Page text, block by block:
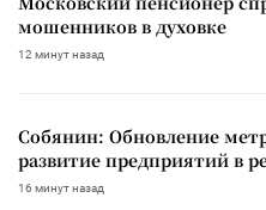
мошенников в духовке
12 минут назад
Собянин: Обновление
развитие предприятий в
16 минут назад